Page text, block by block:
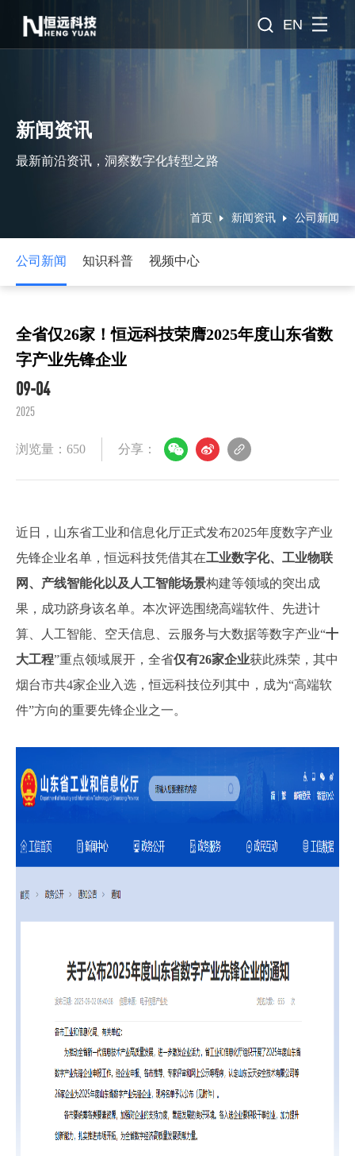
EN
新闻资讯
最新前沿资讯，洞察数字化转型之路
首页 新闻资讯 公司新闻
公司新闻 知识科普 视频中心
全省仅26家！恒远科技荣膺2025年度山东省数
字产业先锋企业
09-04
2025
浏览量：650 分享：
近日，山东省工业和信息化厅正式发布2025年度数字产业
先锋企业名单，恒远科技凭借其在工业数字化、工业物联
网、产线智能化以及人工智能场景构建等领域的突出成
果，成功跻身该名单。本次评选围绕高端软件、先进计
算、人工智能、空天信息、云服务与大数据等数字产业“十
大工程”重点领域展开，全省仅有26家企业获此殊荣，其中
烟台市共4家企业入选，恒远科技位列其中，成为“高端软
件”方向的重要先锋企业之一。